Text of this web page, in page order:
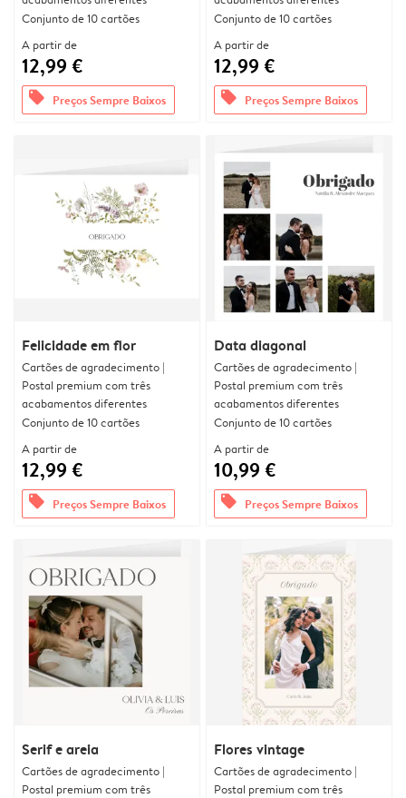
Conjunto de 10 cartões
A partir de
12,99 €
offers Preços Sempre Baixos
Conjunto de 10 cartões
A partir de
12,99 €
offers Preços Sempre Baixos
Felicidade em flor
Cartões de agradecimento |
Postal premium com três
acabamentos diferentes
Conjunto de 10 cartões
A partir de
12,99 €
offers Preços Sempre Baixos
Data diagonal
Cartões de agradecimento |
Postal premium com três
acabamentos diferentes
Conjunto de 10 cartões
A partir de
10,99 €
offers Preços Sempre Baixos
Serif e areia
Cartões de agradecimento |
Postal premium com três
Flores vintage
Cartões de agradecimento |
Postal premium com três